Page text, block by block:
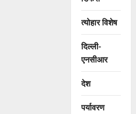
त्योहार विशेष
दिल्ली-
एनसीआर
देश
पर्यावरण